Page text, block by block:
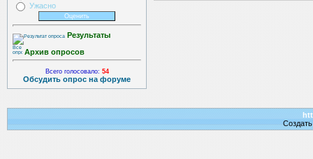
Ужасно
Результаты
Архив опросов
Всего голосовало: 54
Обсудить опрос на форуме